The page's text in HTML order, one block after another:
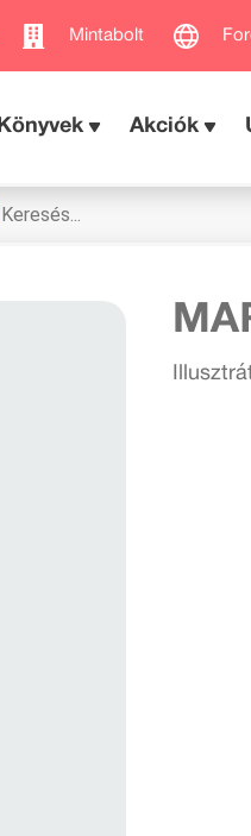
Mintabolt
Könyvek Akciók